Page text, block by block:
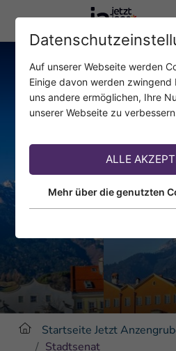
Startseite Jetzt
Stadtsenat
Auf unserer Webseite werden
Einige davon werden
uns andere ermöglichen, Ihre
unserer Webseite zu
ALLE
Mehr über die genutzten